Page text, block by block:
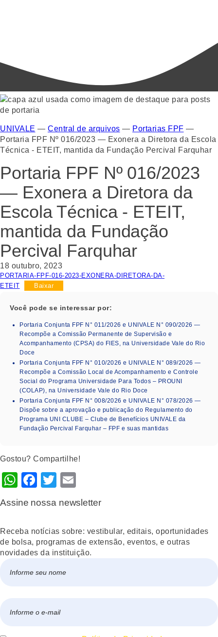
UNIVALE — Central de arquivos — Portarias FPF —
Portaria FPF Nº 016/2023 — Exonera a Diretora da Escola
Técnica - ETEIT, mantida da Fundação Percival Farquhar
Portaria FPF Nº 016/2023
— Exonera a Diretora da
Escola Técnica - ETEIT,
mantida da Fundação
Percival Farquhar
18 outubro, 2023
PORTARIA-FPF-016-2023-EXONERA-DIRETORA-DA-
ETEIT
Baixar
Você pode se interessar por:
Portaria Conjunta FPF N° 011/2026 e UNIVALE N° 090/2026 —
Recompõe a Comissão Permanente de Supervisão e
Acompanhamento (CPSA) do FIES, na Universidade Vale do Rio
Doce
Portaria Conjunta FPF N° 010/2026 e UNIVALE N° 089/2026 —
Recompõe a Comissão Local de Acompanhamento e Controle
Social do Programa Universidade Para Todos – PROUNI
(COLAP), na Universidade Vale do Rio Doce
Portaria Conjunta FPF N° 008/2026 e UNIVALE N° 078/2026 —
Dispõe sobre a aprovação e publicação do Regulamento do
Programa UNI CLUBE – Clube de Benefícios UNIVALE da
Fundação Percival Farquhar – FPF e suas mantidas
Gostou? Compartilhe!
WhatsApp
Facebook
Twitter
Assine nossa newsletter
Receba notícias sobre: vestibular, editais, oportunidades
de bolsa, programas de extensão, eventos, e outras
novidades da instituição.
mail